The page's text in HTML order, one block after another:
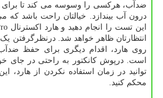
ضدآب، هرکسی را وسوسه می کند تا برای
درون آب بیندازد. خیالتان راحت باشد که
است. درپوش کانکتور به راحتی در
توانید در زمان استفاده نکردن از هارد،
محکم کنید.